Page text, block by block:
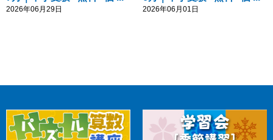
2026年06月29日 2026年06月01日